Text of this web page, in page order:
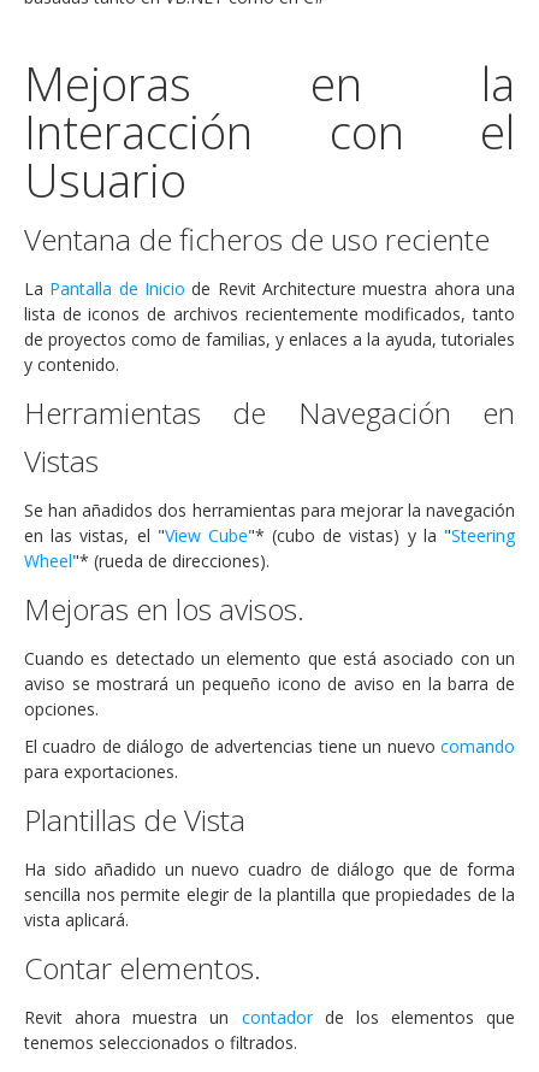
Mejoras en la
Interacción con el
Usuario
Ventana de ficheros de uso reciente
La Pantalla de Inicio de Revit Architecture muestra ahora una
lista de iconos de archivos recientemente modificados, tanto
de proyectos como de familias, y enlaces a la ayuda, tutoriales
y contenido.
Herramientas de Navegación en
Vistas
Se han añadidos dos herramientas para mejorar la navegación
en las vistas, el "View Cube"* (cubo de vistas) y la "Steering
Wheel"* (rueda de direcciones).
Mejoras en los avisos.
Cuando es detectado un elemento que está asociado con un
aviso se mostrará un pequeño icono de aviso en la barra de
opciones.
El cuadro de diálogo de advertencias tiene un nuevo comando
para exportaciones.
Plantillas de Vista
Ha sido añadido un nuevo cuadro de diálogo que de forma
sencilla nos permite elegir de la plantilla que propiedades de la
vista aplicará.
Contar elementos.
Revit ahora muestra un contadorde los elementos que
tenemos seleccionados o filtrados.